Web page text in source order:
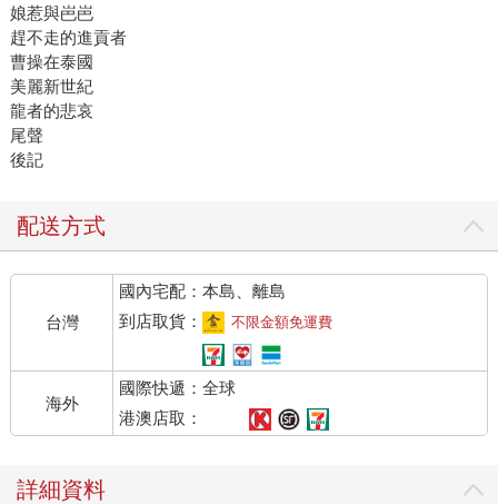
娘惹與岜岜
趕不走的進貢者
曹操在泰國
美麗新世紀
龍者的悲哀
尾聲
後記
配送方式
台灣
國內宅配：本島、離島
到店取貨：
不限金額免運費
海外
國際快遞：全球
港澳店取：
詳細資料